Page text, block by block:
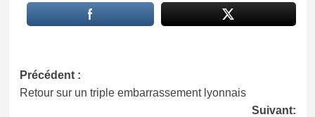
Navigation
d’article
Précédent :
Retour sur un triple embarrassement lyonnais
Suivant: